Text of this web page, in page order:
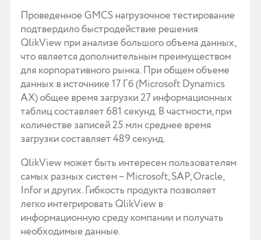
Проведенное GMCS нагрузочное тестирование
подтвердило быстродействие решения
QlikView при анализе большого объема данных,
что является дополнительным преимуществом
для корпоративного рынка. При общем объеме
данных в источнике 17 Гб (Microsoft Dynamics
AX) общее время загрузки 27 информационных
таблиц составляет 681 секунд. В частности, при
количестве записей 25 млн среднее время
загрузки составляет 489 секунд.
QlikView может быть интересен пользователям
самых разных систем – Microsoft, SAP, Oracle,
Infor и других. Гибкость продукта позволяет
легко интегрировать QlikView в
информационную среду компании и получать
необходимые данные.